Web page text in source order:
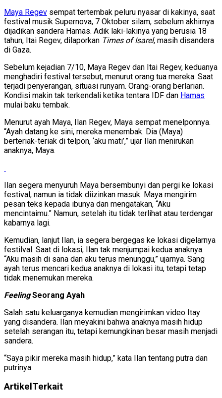
Maya Regev sempat tertembak peluru nyasar di kakinya, saat
festival musik Supernova, 7 Oktober silam, sebelum akhirnya
dijadikan sandera Hamas. Adik laki-lakinya yang berusia 18
tahun, Itai Regev, dilaporkan Times of Isarel, masih disandera
di Gaza.
Sebelum kejadian 7/10, Maya Regev dan Itai Regev, keduanya
menghadiri festival tersebut, menurut orang tua mereka. Saat
terjadi penyerangan, situasi runyam. Orang-orang berlarian.
Kondisi makin tak terkendali ketika tentara IDF dan Hamas
mulai baku tembak.
Menurut ayah Maya, Ilan Regev, Maya sempat menelponnya.
“Ayah datang ke sini, mereka menembak. Dia (Maya)
berteriak-teriak di telpon, ‘aku mati’,” ujar Ilan menirukan
anaknya, Maya.
Ilan segera menyuruh Maya bersembunyi dan pergi ke lokasi
festival, namun ia tidak diizinkan masuk. Maya mengirim
pesan teks kepada ibunya dan mengatakan, “Aku
mencintaimu.” Namun, setelah itu tidak terlihat atau terdengar
kabarnya lagi.
Kemudian, lanjut Ilan, ia segera bergegas ke lokasi digelarnya
festilval. Saat di lokasi, Ilan tak menjumpai kedua anaknya.
“Aku masih di sana dan aku terus menunggu,” ujarnya. Sang
ayah terus mencari kedua anaknya di lokasi itu, tetapi tetap
tidak menemukan mereka.
FeelingSeorang Ayah
Salah satu keluarganya kemudian mengirimkan video Itay
yang disandera. Ilan meyakini bahwa anaknya masih hidup
setelah serangan itu, tetapi kemungkinan besar masih menjadi
sandera.
“Saya pikir mereka masih hidup,” kata Ilan tentang putra dan
putrinya.
ArtikelTerkait